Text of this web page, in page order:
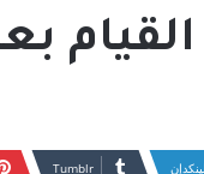
بعمرة (11